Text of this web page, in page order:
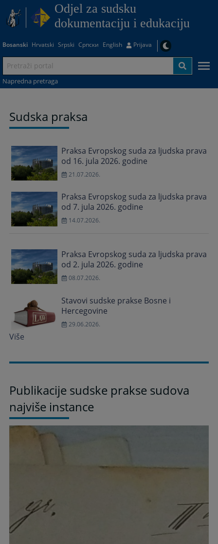
Odjel za sudsku
dokumentaciju i edukaciju
Bosanski Hrvatski Srpski Српски English Prijava
Napredna pretraga
Sudska praksa
Praksa Evropskog suda za ljudska prava
od 16. jula 2026. godine
21.07.2026.
Praksa Evropskog suda za ljudska prava
od 7. jula 2026. godine
14.07.2026.
Praksa Evropskog suda za ljudska prava
od 2. jula 2026. godine
08.07.2026.
Stavovi sudske prakse Bosne i
Hercegovine
29.06.2026.
Više
Publikacije sudske prakse sudova
najviše instance